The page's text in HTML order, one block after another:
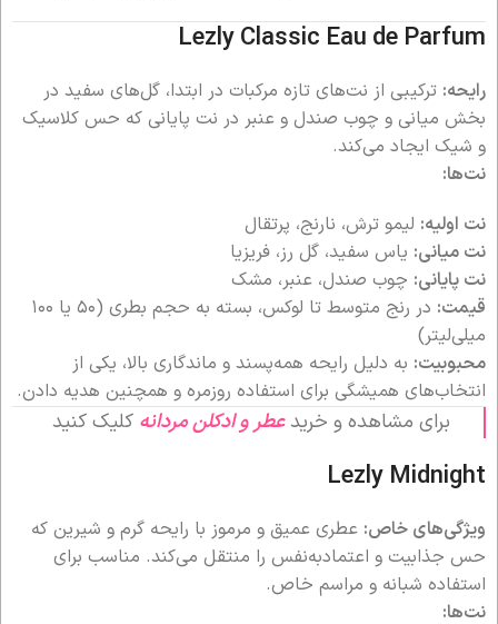
Lezly Classic Eau de Parfum
رایحه: ترکیبی از نت‌های تازه مرکبات در ابتدا، گل‌های سفید در
بخش میانی و چوب صندل و عنبر در نت پایانی که حس کلاسیک
و شیک ایجاد می‌کند.
نت‌ها:
نت اولیه: لیمو ترش، نارنج، پرتقال
نت میانی: یاس سفید، گل رز، فریزیا
نت پایانی: چوب صندل، عنبر، مشک
قیمت:
در رنج متوسط تا لوکس، بسته به حجم بطری (۵۰ یا ۱۰۰
میلی‌لیتر)
محبوبیت: به دلیل رایحه همه‌پسند و ماندگاری بالا، یکی از
انتخاب‌های همیشگی برای استفاده روزمره و همچنین هدیه دادن.
برای مشاهده و خریدعطر و ادکلن مردانه کلیک کنید
Lezly Midnight
ویژگی‌های خاص: عطری عمیق و مرموز با رایحه گرم و شیرین که
حس جذابیت و اعتمادبه‌نفس را منتقل می‌کند. مناسب برای
استفاده شبانه و مراسم خاص.
نت‌ها: